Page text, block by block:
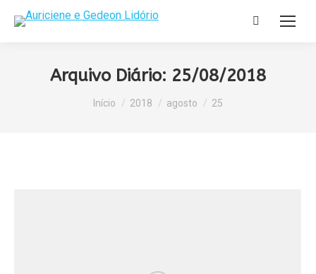
Search:
Arquivo Diário: 25/08/2018
Você está aqui:
Início 2018 agosto 25